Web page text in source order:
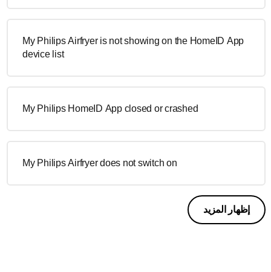
My Philips Airfryer is not showing on the HomeID App
device list
My Philips HomeID App closed or crashed
My Philips Airfryer does not switch on
إظهار المزيد